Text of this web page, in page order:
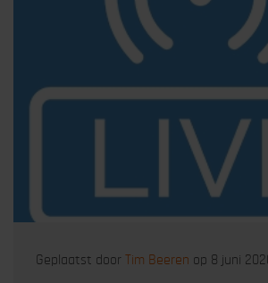
Geplaatst door Tim Beeren op 8 juni